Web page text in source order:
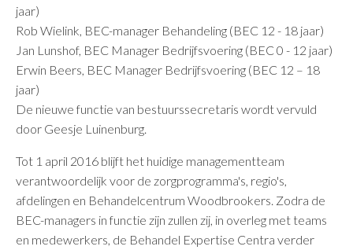
jaar)
Rob Wielink, BEC-manager Behandeling (BEC 12 - 18 jaar)
Jan Lunshof, BEC Manager Bedrijfsvoering (BEC 0 - 12 jaar)
Erwin Beers, BEC Manager Bedrijfsvoering (BEC 12 – 18
jaar)
De nieuwe functie van bestuurssecretaris wordt vervuld
door Geesje Luinenburg.
Tot 1 april 2016 blijft het huidige managementteam
verantwoordelijk voor de zorgprogramma's, regio's,
afdelingen en Behandelcentrum Woodbrookers. Zodra de
BEC-managers in functie zijn zullen zij, in overleg met teams
en medewerkers, de Behandel Expertise Centra verder